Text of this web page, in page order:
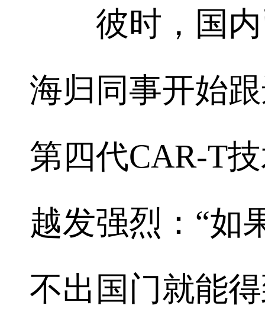
彼时，国内
海归同事开始
第四代CAR-T
越发强烈：“如
不出国门就能